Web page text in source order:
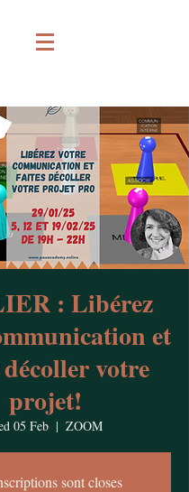
: Libérez
et
votre
projet!
05 Feb
  |
ZOOM
sont closes